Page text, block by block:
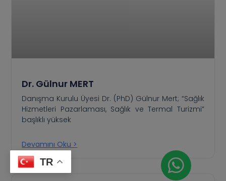
Dr. Gülnur MERT
Danışma Kurulu Üyesi Dr. (PhD) Gülnur Mert; “Sağlık
Hizmetleri Pazarlaması, Sağlık ve Termal Turizmi”
başlıklı yüksek
Devamını Oku >
TR